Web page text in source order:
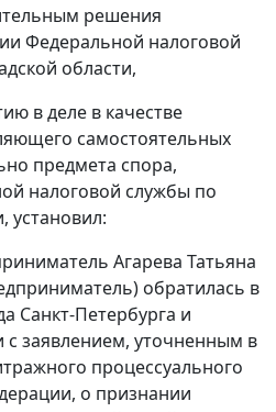
решения
Федеральной налоговой
области,
в деле в качестве
самостоятельных
предмета спора,
налоговой службы по
установил:
Агарева Татьяна
обратилась в
Санкт-Петербурга и
с заявлением, уточненным в
процессуального
о признании